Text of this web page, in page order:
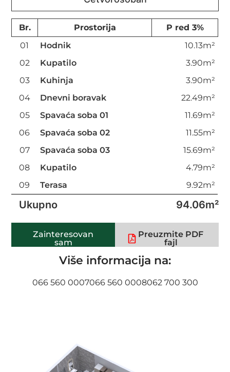
Br. Prostorija
P red 3%
01
Hodnik
10.13m²
02
Kupatilo
3.90m²
03
Kuhinja
3.90m²
04
Dnevni boravak
22.49m²
05
Spavaća soba 01
11.69m²
06
Spavaća soba 02
11.55m²
07
Spavaća soba 03
15.69m²
08
Kupatilo
4.79m²
09
Terasa 9.92m²
Ukupno 94.06m²
Zainteresovan
sam
Preuzmite PDF
fajl
Više informacija na:
066 560 0007066 560 0008062 700 300